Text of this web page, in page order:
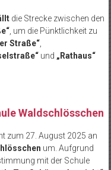
die Strecke zwischen den
, um die Pünktlichkeit zu
Straße“,
“und „Rathaus“
Waldschlösschen
zum 27. August 2025 an
um. Aufgrund
mit der Schule